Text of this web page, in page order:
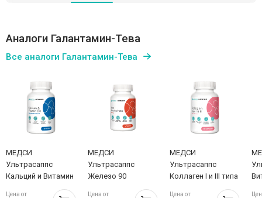
Аналоги Галантамин-Тева
Все аналоги Галантамин-Тева
МЕДСИ
Ультрасаппс
Кальций и Витамин
Д3 90 таблеток
Цена от
МЕДСИ
Ультрасаппс
Железо 90
Цена от
МЕДСИ
Ультрасаппс
Коллаген I и III типа
Цена от